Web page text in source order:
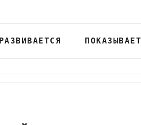
РАЗВИВАЕТСЯ ПОКАЗЫВАЕТ